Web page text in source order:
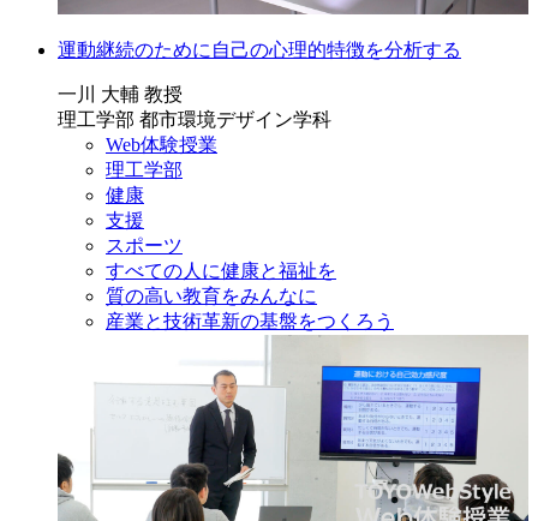
運動継続のために自己の心理的特徴を分析する
一川 大輔 教授
理工学部 都市環境デザイン学科
Web体験授業
理工学部
健康
支援
スポーツ
すべての人に健康と福祉を
質の高い教育をみんなに
産業と技術革新の基盤をつくろう